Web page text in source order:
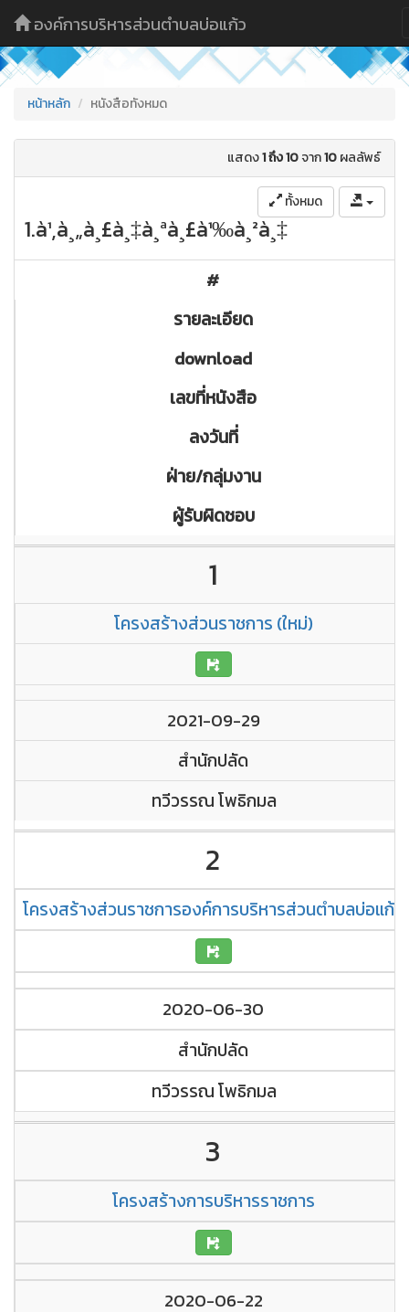
องค์การบริหารส่วนตำบลบ่อแก้ว
หน้าหลัก หนังสือทังหมด
แสดง1 ถึง 10จาก10ผลลัพธ์
ทั้งหมด
1.à¹‚à¸„à¸£à¸‡à¸ªà¸£à¹‰à¸²à¸‡
#
รายละเอียด
download
เลขที่หนังสือ
ลงวันที่
ฝ่าย/กลุ่มงาน
ผู้รับผิดชอบ
1
โครงสร้างส่วนราชการ (ใหม่)
2021-09-29
สำนักปลัด
ทวีวรรณ โพธิกมล
2
โครงสร้างส่วนราชการองค์การบริหารส่วนตำบลบ่อแก้ว
2020-06-30
สำนักปลัด
ทวีวรรณ โพธิกมล
3
โครงสร้างการบริหารราชการ
2020-06-22